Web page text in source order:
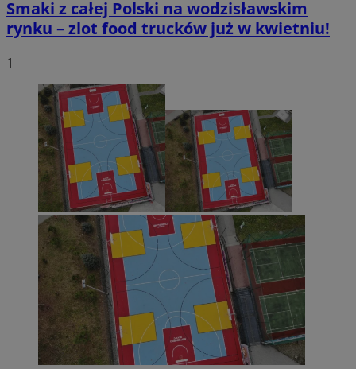
Smaki z całej Polski na wodzisławskim
rynku – zlot food trucków już w kwietniu!
1